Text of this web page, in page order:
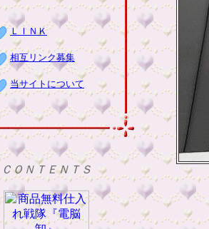
ＬＩＮＫ
相互リンク募集
当サイトについて
ＣＯＮＴＥＮＴＳ